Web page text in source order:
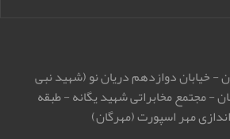
- خیابان دوازدهم دریان نو (شهید نبی
- مجتمع مخابراتی شهید یگانه - طبقه
مهر اسپورت (مهرگان)